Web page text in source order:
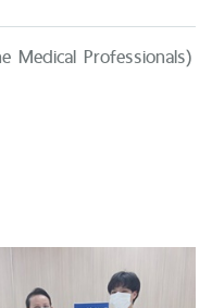
Professionals)